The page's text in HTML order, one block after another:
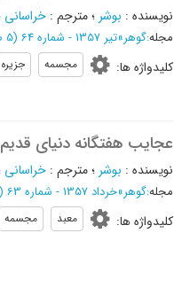
نویسنده : بوشر ؛مترجم : خراسانی
مجله:گوهر»تیر 1357 - شماره 64 (‎5 صفحه -
کلیدواژه ها: مجسمه جزیره
عجایب هفتگانه دنیای قدیم
نویسنده : بوشر ؛مترجم : خراسانی
مجله:گوهر»خرداد 1357 - شماره 63 (‎5 صفحه -
کلیدواژه ها: معبد مجسمه